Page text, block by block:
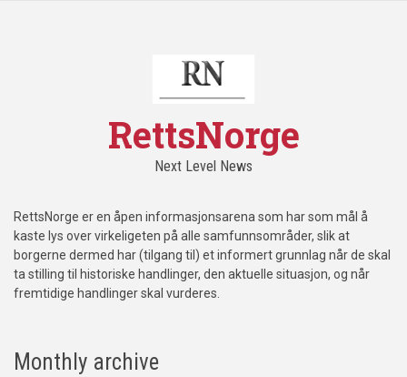
RettsNorge
Next Level News
RettsNorge er en åpen informasjonsarena som har som mål å
kaste lys over virkeligeten på alle samfunnsområder, slik at
borgerne dermed har (tilgang til) et informert grunnlag når de skal
ta stilling til historiske handlinger, den aktuelle situasjon, og når
fremtidige handlinger skal vurderes.
Monthly archive